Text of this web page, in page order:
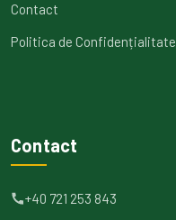
Contact
Politica de Confidențialitate
Contact
+40 721 253 843